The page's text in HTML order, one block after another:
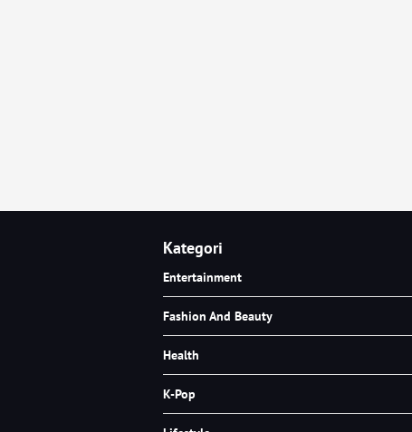
Kategori
Entertainment
Fashion And Beauty
Health
K-Pop